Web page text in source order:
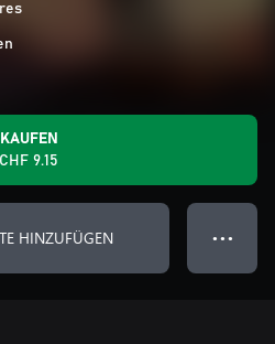
KAUFEN
CHF 9.15
HINZUFÜGEN ● ● ●